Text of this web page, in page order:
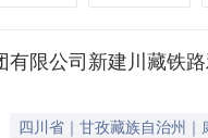
有限公司新建川藏铁
四川省｜甘孜藏族自治州｜